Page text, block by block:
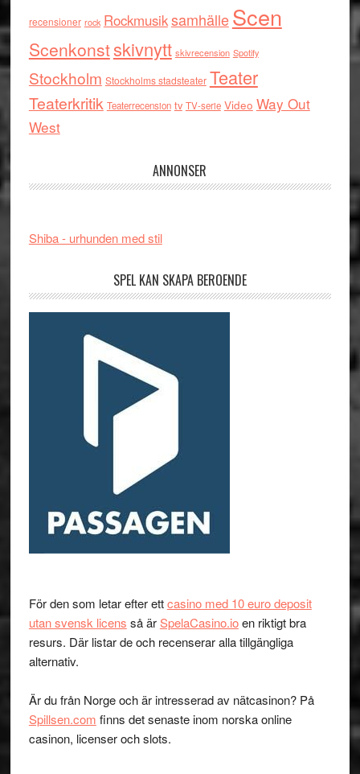
recensioner rock RockmusiksamhälleScen
Scenkonstskivnytt skivrecension Spotify
Stockholm Stockholms stadsteater Teater
Teaterkritik Teaterrecension tv TV-serie Video Way Out
West
ANNONSER
Shiba - urhunden med stil
SPEL KAN SKAPA BEROENDE
För den som letar efter ettcasino med 10 euro deposit
utan svensk licens så ärSpelaCasino.ioen riktigt bra
resurs. Där listar de och recenserar alla tillgängliga
alternativ.
Är du från Norge och är intresserad av nätcasinon? På
Spillsen.com finns det senaste inom norska online
casinon, licenser och slots.